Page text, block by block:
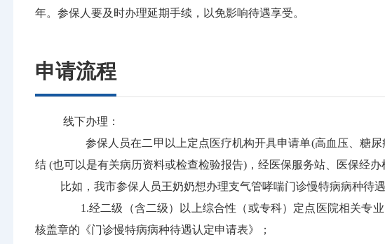
年。参保人要及时办理延期手续，以免影响待遇享受。
申请流程
线下办理：
参保人员在二甲以上定点医疗机构开具申请单(高血压、糖尿
结 (也可以是有关病历资料或检查检验报告)，经医保服务站、医保经办
比如，我市参保人员王奶奶想办理支气管哮喘门诊慢特病病种待遇
1.经二级（含二级）以上综合性（或专科）定点医院相关专业
核盖章的《门诊慢特病病种待遇认定申请表》；